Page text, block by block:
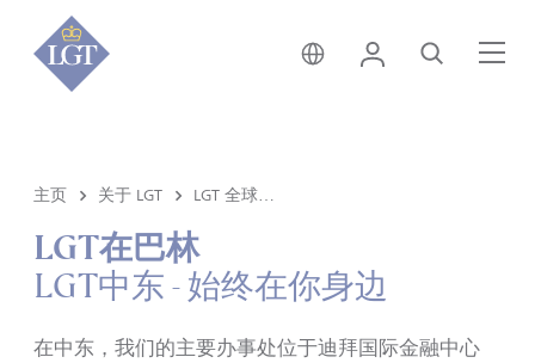
香港 • 中文
登录 搜索
主页 关于 LGT
LGT在巴林
LGT中东 - 始终在你身边
在中东，我们的主要办事处位于迪拜国际金融中心